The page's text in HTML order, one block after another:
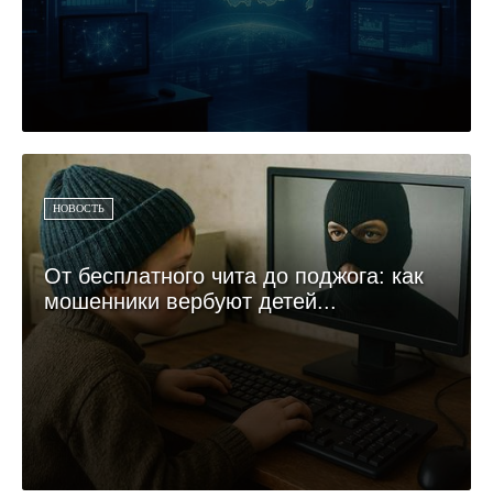
НОВОСТЬ
От бесплатного чита до поджога: как
мошенники вербуют детей...